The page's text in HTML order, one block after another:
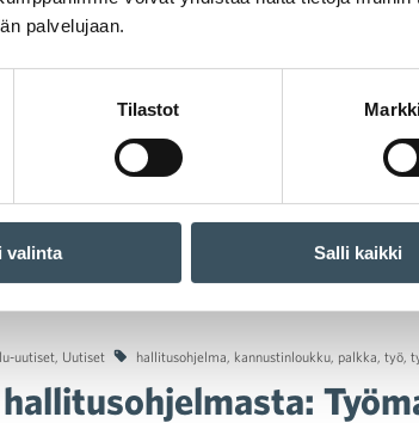
palvelujaan.
Tilastot
valinta Salli kaikki
tarvitaan rakenteellisia uudistuksia
uutiset Uutiset hallitusohjelma kannustinloukku palkka työ